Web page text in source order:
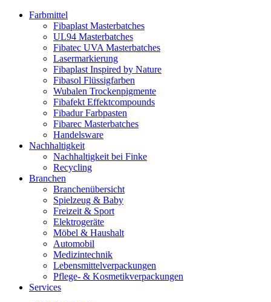
Farbmittel
Fibaplast Masterbatches
UL94 Masterbatches
Fibatec UVA Masterbatches
Lasermarkierung
Fibaplast Inspired by Nature
Fibasol Flüssigfarben
Wubalen Trockenpigmente
Fibafekt Effektcompounds
Fibadur Farbpasten
Fibarec Masterbatches
Handelsware
Nachhaltigkeit
Nachhaltigkeit bei Finke
Recycling
Branchen
Branchenübersicht
Spielzeug & Baby
Freizeit & Sport
Elektrogeräte
Möbel & Haushalt
Automobil
Medizintechnik
Lebensmittelverpackungen
Pflege- & Kosmetikverpackungen
Services